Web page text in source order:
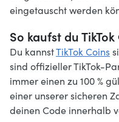
eingetauscht werden
So kaufst du
Du kannstTikTok Coins
sind offizieller TikTok-
immer einen zu 100 %
einer unserer sicheren
deinen Code innerhalb